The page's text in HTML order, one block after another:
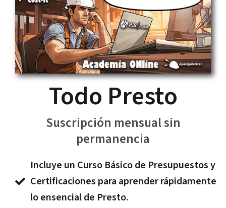
Todo Presto
Suscripción mensual sin
permanencia
Incluye un Curso Básico de Presupuestos y
Certificaciones para aprender rápidamente
lo ensencial de Presto.